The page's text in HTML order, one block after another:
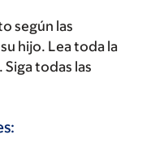
según las
hijo. Lea toda la
todas las